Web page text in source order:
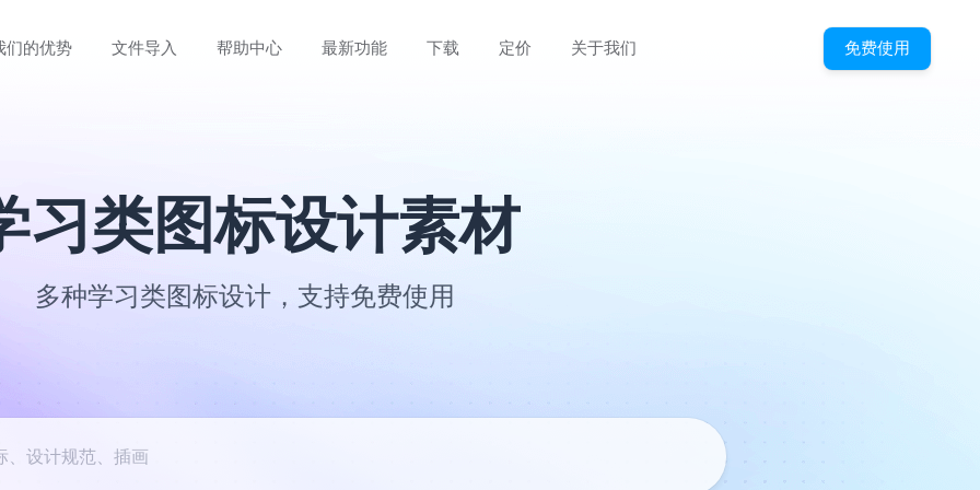
们的优势 文件导入 帮助中心 最新功能 下载 定价 关于我们 免费使用
习类图标设计素材
多种学习类图标设计，支持免费使用